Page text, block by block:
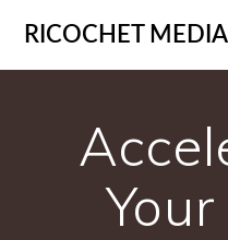
RICOCHET